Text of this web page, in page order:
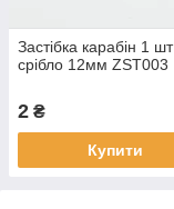
Застібка карабін 1 шт
срібло 12мм ZST003
2 ₴
Купити